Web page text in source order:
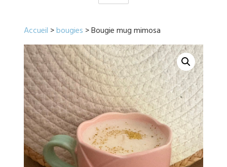
Accueil >bougies > Bougie mug mimosa